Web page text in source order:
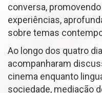
conversa,
experiências,
sobre temas
Ao longo dos quatro
acompanharam
cinema enquanto
sociedade, mediação